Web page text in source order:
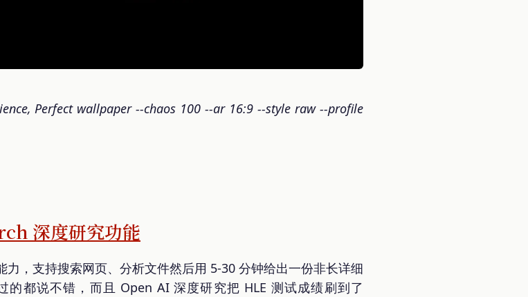
Perfect wallpaper --chaos 100 --ar 16:9 --style raw --profile
深度研究功能
，支持搜索网页、分析文件然后用 5-30 分钟给出一份非长详细
都说不错，而且 Open AI 深度研究把 HLE 测试成绩刷到了